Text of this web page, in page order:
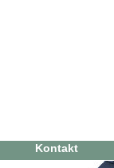
Kontakt